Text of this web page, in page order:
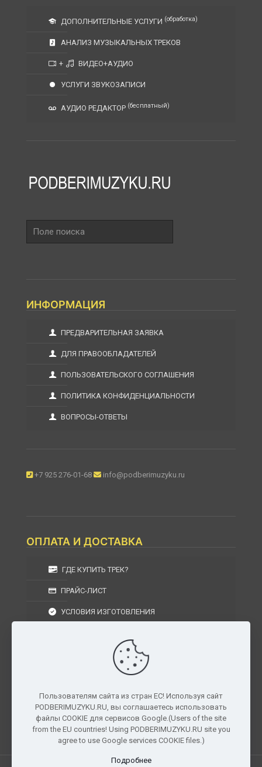
ДОПОЛНИТЕЛЬНЫЕ УСЛУГИ (обработка)
АНАЛИЗ МУЗЫКАЛЬНЫХ ТРЕКОВ
+ ВИДЕО+АУДИО
УСЛУГИ ЗВУКОЗАПИСИ
АУДИО РЕДАКТОР (бесплатный)
поиска
ИНФОРМАЦИЯ
ПРЕДВАРИТЕЛЬНАЯ ЗАЯВКА
ДЛЯ ПРАВООБЛАДАТЕЛЕЙ
ПОЛЬЗОВАТЕЛЬСКОГО СОГЛАШЕНИЯ
ПОЛИТИКА КОНФИДЕНЦИАЛЬНОСТИ
ВОПРОСЫ-ОТВЕТЫ
+7 925 276-01-68 info@podberimuzyku.ru
ОПЛАТА И ДОСТАВКА
ГДЕ КУПИТЬ ТРЕК?
ПРАЙС-ЛИСТ
УСЛОВИЯ ИЗГОТОВЛЕНИЯ
УСЛОВИЯ ВОЗВРАТА
г. Москва, Московская область, Центральный
федеральный округ, РФ, Россия
Пользователям сайта из стран ЕС! Используя сайт
PODBERIMUZYKU.RU, вы соглашаетесь использовать
файлы COOKIE для сервисов Google.(Users of the site
from the EU countries! Using PODBERIMUZYKU.RU site you
agree to use Google services COOKIE files.)
Подробнее